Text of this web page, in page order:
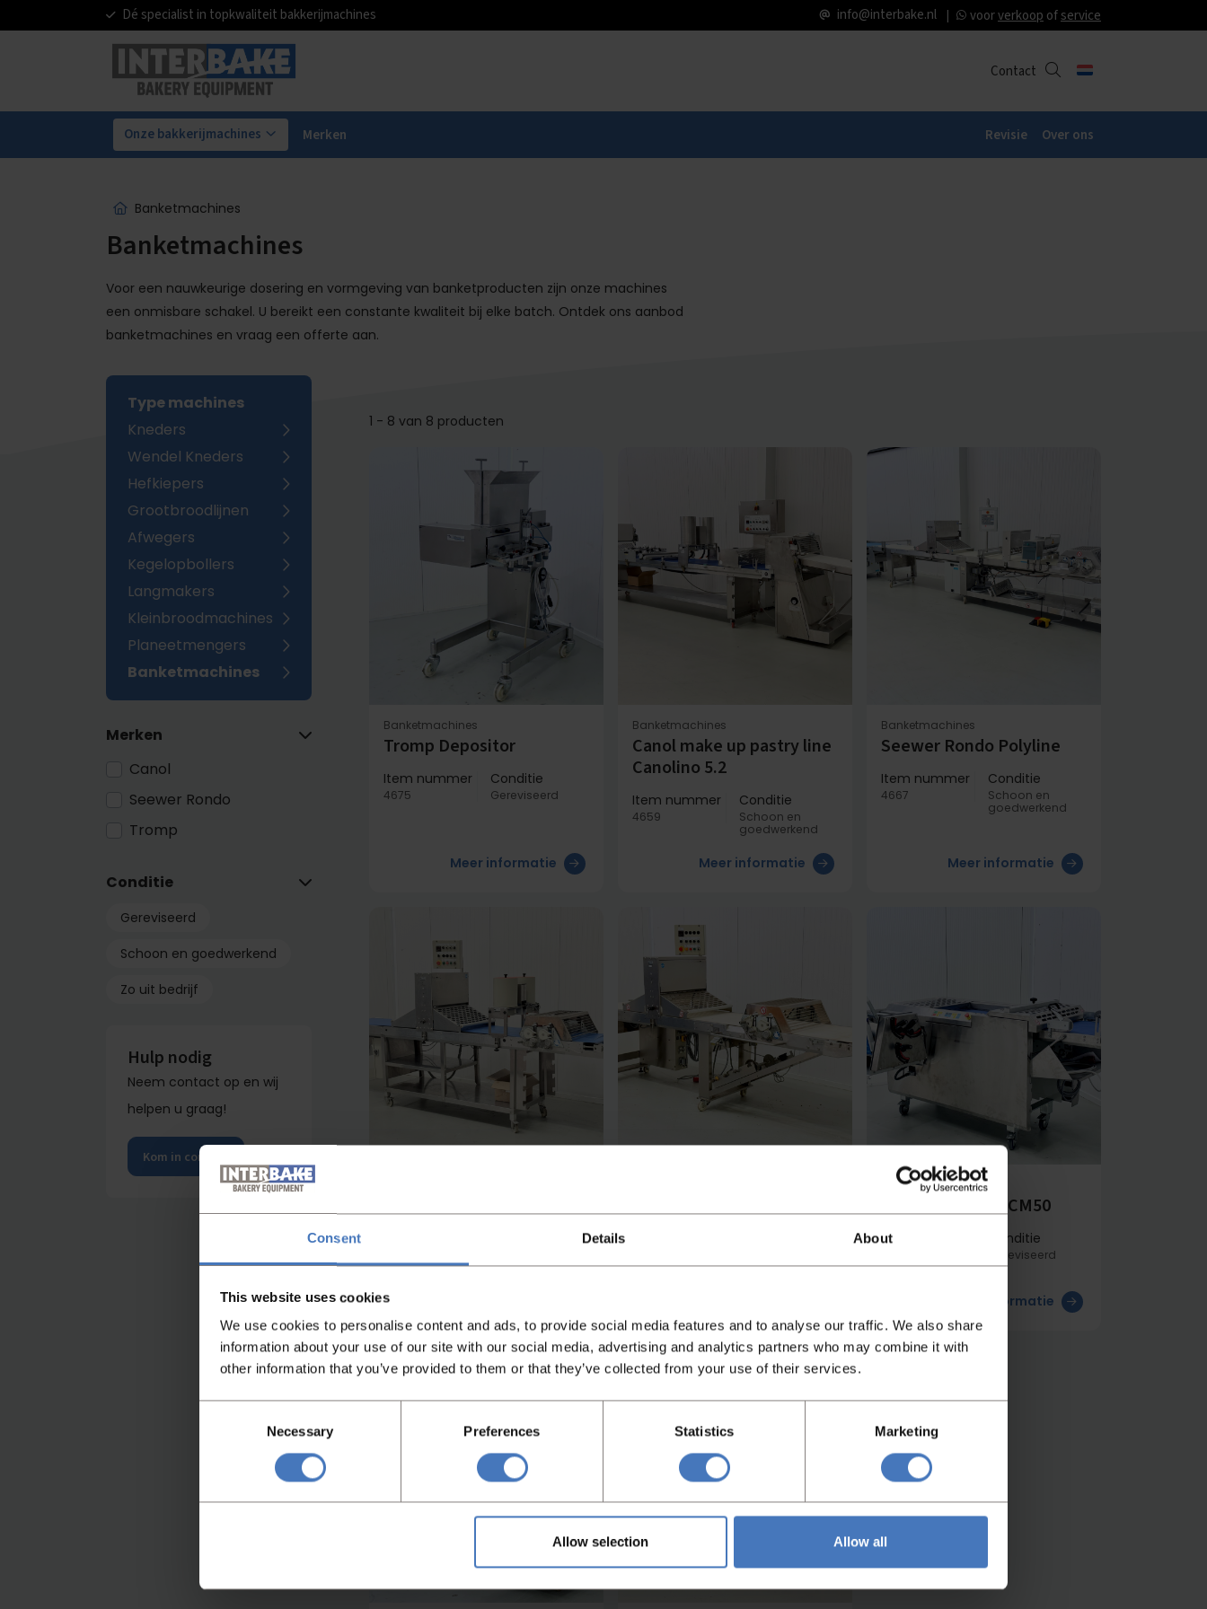
Consent Details About
This website uses cookies
We use cookies to personalise content and ads, to provide social media features and to analyse our traffic. We also share
information about your use of our site with our social media, advertising and analytics partners who may combine it with
other information that you’ve provided to them or that they’ve collected from your use of their services.
Necessary Preferences Statistics Marketing
Allow selection Allow all
Dé specialist in topkwaliteit bakkerijmachines info@interbake.nl voorverkoop ofservice
Contact
Onze bakkerijmachines Merken Revisie Over ons
Banketmachines
Banketmachines
Voor een nauwkeurige dosering en vormgeving van banketproducten zijn onze machines
een onmisbare schakel. U bereikt een constante kwaliteit bij elke batch. Ontdek ons aanbod
banketmachines en vraag een offerte aan.
Type machines
Kneders
Wendel Kneders
Hefkiepers
Grootbroodlijnen
Afwegers
Kegelopbollers
Langmakers
Kleinbroodmachines
Planeetmengers
Banketmachines
Merken
Canol
Seewer Rondo
Tromp
Conditie
Gereviseerd
Schoon en goedwerkend
Zo uit bedrijf
Hulp nodig
Neem contact op en wij
helpen u graag!
Kom in contact
1 - 8 van 8 producten
Banketmachines
Tromp Depositor
Item nummer
4675
Conditie
Gereviseerd
Meer informatie
Banketmachines
Canol make up pastry line
Canolino 5.2
Item nummer
4659
Conditie
Schoon en
goedwerkend
Meer informatie
Banketmachines
Seewer Rondo Polyline
Item nummer
4667
Conditie
Schoon en
goedwerkend
Meer informatie
goedwerkend
goedwerkend
Banketmachines
Seewer Rondo SCM50
Item nummer Conditie
Gereviseerd
Meer informatie